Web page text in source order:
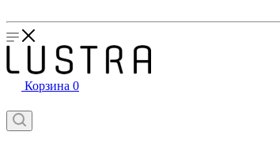
Корзина 0